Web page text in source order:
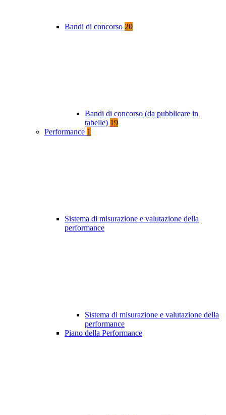
Bandi di concorso 20
Bandi di concorso (da pubblicare in
tabelle) 19
Performance 1
Sistema di misurazione e valutazione della
performance
Sistema di misurazione e valutazione della
performance
Piano della Performance